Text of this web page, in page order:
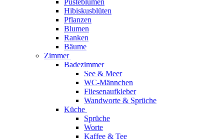
Pusteblumen
Hibiskusblüten
Pflanzen
Blumen
Ranken
Bäume
Zimmer
Badezimmer
See & Meer
WC-Männchen
Fliesenaufkleber
Wandworte & Sprüche
Küche
Sprüche
Worte
Kaffee & Tee